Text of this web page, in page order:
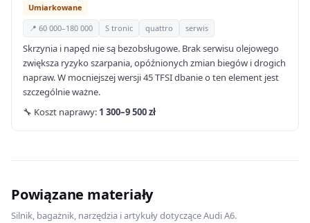
Umiarkowane
📍 60 000–180 000
S tronic quattro serwis
Skrzynia i napęd nie są bezobsługowe. Brak serwisu olejowego
zwiększa ryzyko szarpania, opóźnionych zmian biegów i drogich
napraw. W mocniejszej wersji 45 TFSI dbanie o ten element jest
szczególnie ważne.
🔧 Koszt naprawy: 1 300–9 500 zł
Powiązane materiały
Silnik, bagażnik, narzędzia i artykuły dotyczące Audi A6.